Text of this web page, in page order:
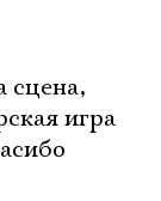
сцена,
игра